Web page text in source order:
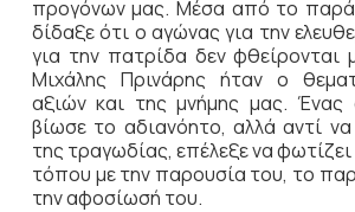
προγόνων μας. Μέσα από το
δίδαξε ότι ο αγώνας για την
για την πατρίδα δεν φθείρονται
Μιχάλης Πρινάρης ήταν ο
αξιών και της μνήμης μας.
βίωσε το αδιανόητο, αλλά αντί
της τραγωδίας, επέλεξε να
τόπου με την παρουσία του, το
την αφοσίωσή του.